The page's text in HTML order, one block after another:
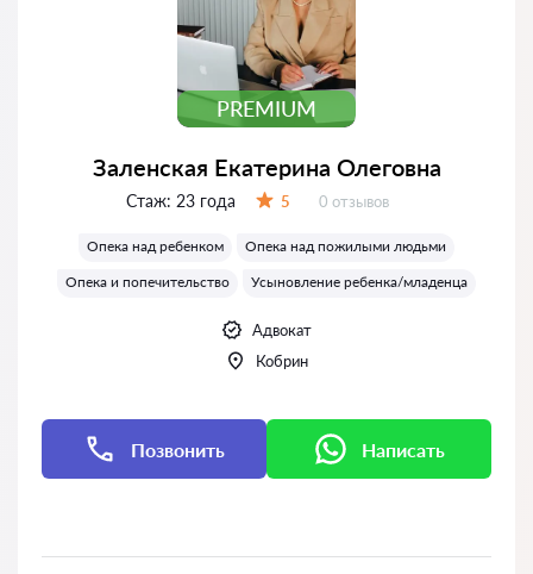
PREMIUM
Заленская Екатерина Олеговна
Стаж: 23 года 5 Отзывов:
0 отзывов
Опека над ребенком
Опека над пожилыми людьми
Опека и попечительство
Усыновление ребенка/младенца
Адвокат
Кобрин
Позвонить Написать